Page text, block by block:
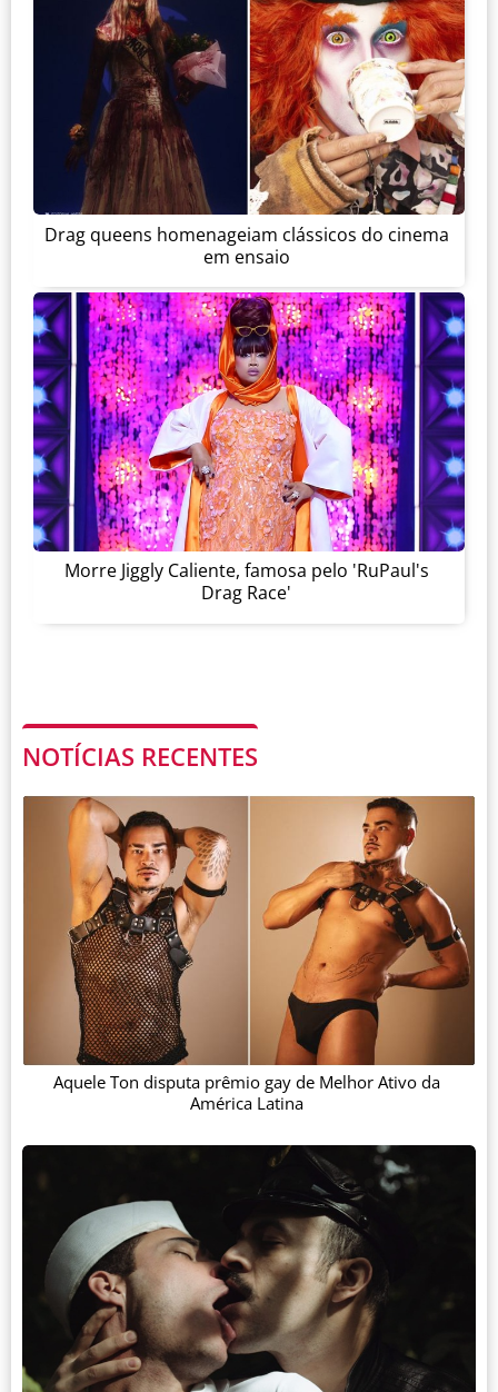
Drag queens homenageiam clássicos do cinema
em ensaio
Morre Jiggly Caliente, famosa pelo 'RuPaul's
Drag Race'
NOTÍCIAS RECENTES
Aquele Ton disputa prêmio gay de Melhor Ativo da
América Latina